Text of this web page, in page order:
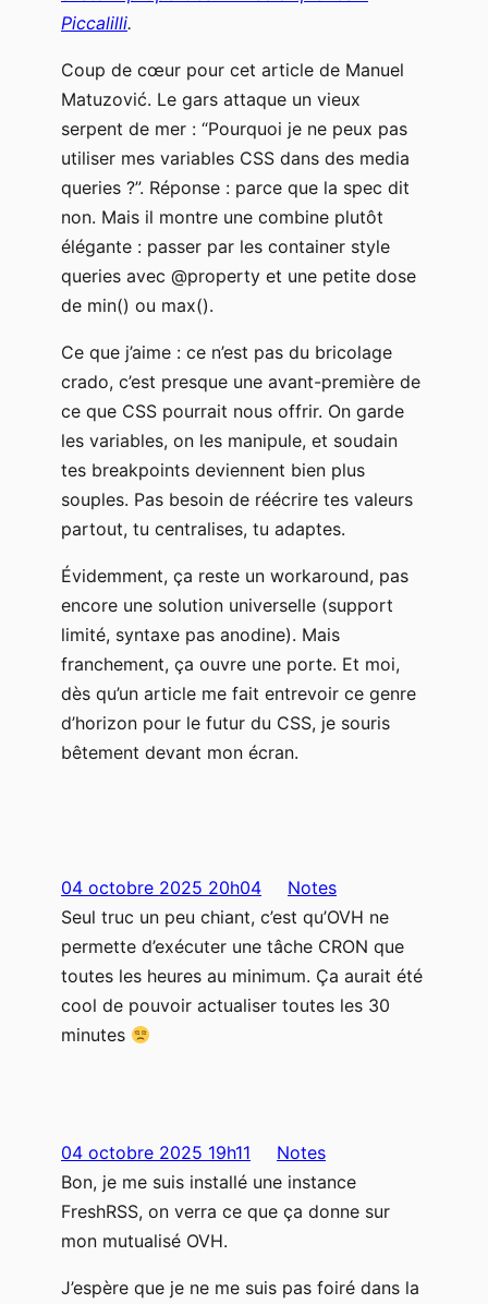
Piccalilli.
Coup de cœur pour cet article de Manuel
Matuzović. Le gars attaque un vieux
serpent de mer : “Pourquoi je ne peux pas
utiliser mes variables CSS dans des media
queries ?”. Réponse : parce que la spec dit
non. Mais il montre une combine plutôt
élégante : passer par les container style
queries avec @property et une petite dose
de min() ou max().
Ce que j’aime : ce n’est pas du bricolage
crado, c’est presque une avant-première de
ce que CSS pourrait nous offrir. On garde
les variables, on les manipule, et soudain
tes breakpoints deviennent bien plus
souples. Pas besoin de réécrire tes valeurs
partout, tu centralises, tu adaptes.
Évidemment, ça reste un workaround, pas
encore une solution universelle (support
limité, syntaxe pas anodine). Mais
franchement, ça ouvre une porte. Et moi,
dès qu’un article me fait entrevoir ce genre
d’horizon pour le futur du CSS, je souris
bêtement devant mon écran.
04 octobre 2025 20h04
Notes
Seul truc un peu chiant, c’est qu’OVH ne
permette d’exécuter une tâche CRON que
toutes les heures au minimum. Ça aurait été
cool de pouvoir actualiser toutes les 30
minutes
04 octobre 2025 19h11
Notes
Bon, je me suis installé une instance
FreshRSS, on verra ce que ça donne sur
mon mutualisé OVH.
J’espère que je ne me suis pas foiré dans la